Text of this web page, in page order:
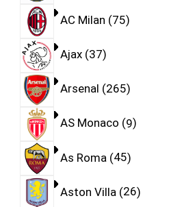
AC Milan 75
Ajax 37
Arsenal 265
AS Monaco 9
As Roma 45
Aston Villa 26